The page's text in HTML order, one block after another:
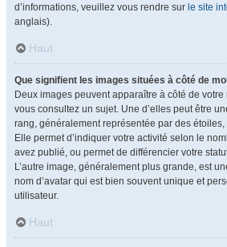
d’informations, veuillez vous rendre sur le site
anglais).
Haut
Que signifient les images situées à côté de
Deux images peuvent apparaître à côté de votre
vous consultez un sujet. Une d’elles peut être
rang, généralement représentée par des
Elle permet d’indiquer votre activité selon le
avez publié, ou permet de différencier votre
L’autre image, généralement plus grande, est
nom d’avatar qui est bien souvent unique et
utilisateur.
Haut